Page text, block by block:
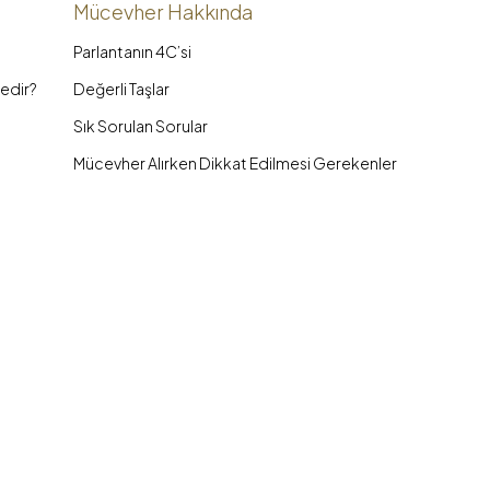
Mücevher Hakkında
Parlantanın 4C’si
Değerli Taşlar
Sık Sorulan Sorular
Mücevher Alırken Dikkat Edilmesi Gerekenler